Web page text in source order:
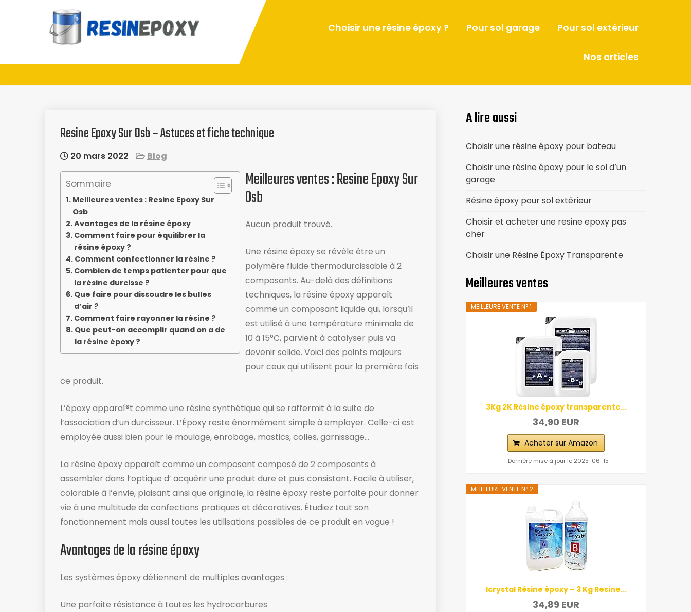
Guide d'achat : Résine
époxy
Choisir une résine époxy ? Pour sol garage Pour sol extérieur
Nos articles
Resine Epoxy Sur Osb – Astuces et fiche technique
20 mars 2022 Blog
Sommaire
Meilleures ventes : Resine Epoxy Sur
Osb
Avantages de la résine époxy
Comment faire pour équilibrer la
résine époxy ?
Comment confectionner la résine ?
Combien de temps patienter pour que
la résine durcisse ?
Que faire pour dissoudre les bulles
d’air ?
Comment faire rayonner la résine ?
Que peut-on accomplir quand on a de
la résine époxy ?
Meilleures ventes : Resine Epoxy Sur
Osb
Aucun produit trouvé.
Une résine époxy se révèle être un
polymère fluide thermodurcissable à 2
composants. Au-delà des définitions
techniques, la résine époxy apparaît
comme un composant liquide ​qui, lorsqu’il
est utilisé à une température minimale de
10 à 15°C, parvient à catalyser puis va
devenir solide. ​Voici des points majeurs
pour ceux qui utilisent pour la première fois
ce produit.
L’époxy apparaí®t comme une résine synthétique qui se raffermit à la suite de
l’association d’un durcisseur. L’Époxy reste énormément simple à employer. Celle-ci est
employée aussi bien pour le moulage, enrobage, mastics, colles, garnissage…
La résine époxy apparaît comme un composant composé de 2 composants à
assembler dans l’optique d’ acquérir une produit dure et puis consistant. Facile à utiliser,
colorable à l’envie, plaisant ainsi que originale, la résine époxy reste parfaite pour donner
vie à une multitude de confections pratiques et décoratives. Étudiez tout son
fonctionnement mais aussi toutes les utilisations possibles de ce produit en vogue !
Avantages de la résine époxy
Les systèmes époxy détiennent de multiples avantages :
Une parfaite résistance à toutes les hydrocarbures
A lire aussi
Choisir une résine époxy pour bateau
Choisir une résine époxy pour le sol d’un
garage
Résine époxy pour sol extérieur
Choisir et acheter une resine epoxy pas
cher
Choisir une Résine Époxy Transparente
Meilleures ventes
MEILLEURE VENTE N° 1
3Kg 2K Résine époxy transparente...
34,90 EUR
Acheter sur Amazon
- Dernière mise à jour le 2025-06-15
MEILLEURE VENTE N° 2
Icrystal Résine èpoxy – 3 Kg Resine...
34,89 EUR